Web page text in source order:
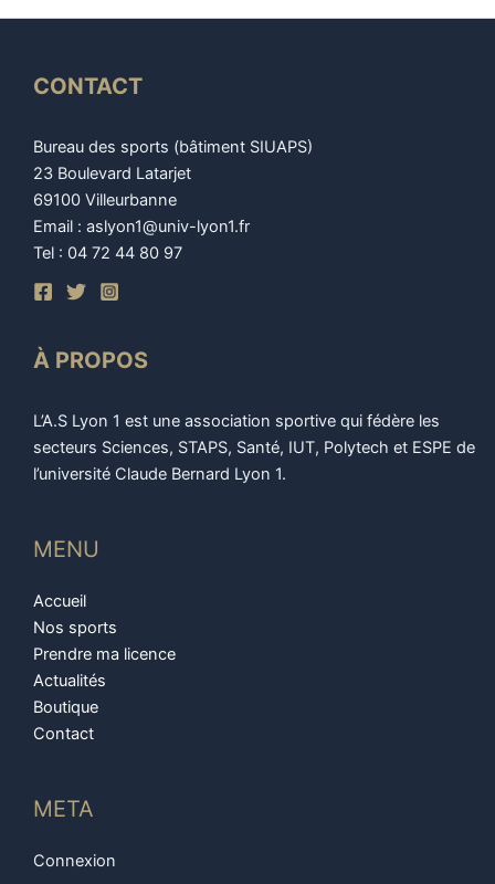
CONTACT
Bureau des sports (bâtiment SIUAPS)
23 Boulevard Latarjet
69100 Villeurbanne
Email : aslyon1@univ-lyon1.fr
Tel : 04 72 44 80 97
À PROPOS
L’A.S Lyon 1 est une association sportive qui fédère les
secteurs Sciences, STAPS, Santé, IUT, Polytech et ESPE de
l’université Claude Bernard Lyon 1.
MENU
Accueil
Nos sports
Prendre ma licence
Actualités
Boutique
Contact
META
Connexion